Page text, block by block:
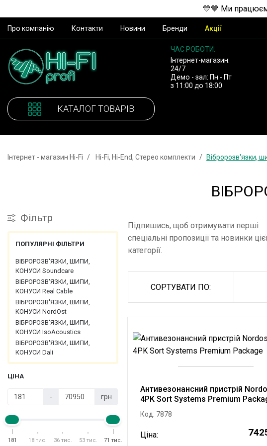
💛💙 Ми
Про компанію Контакти Новини Бренди Акції
ЧАС РОБОТИ:
Інтернет-магазин:
24/7
Демо - зал: Пн - Пт
з 11:00 до 18:00
КАТАЛОГ ТОВАРІВ
Інтернет - магазин Hi-Fi Hi-Fi, Hi-End, Стерео комплекти Вібророзв'язки,
Фiльтр
ПОПУЛЯРНІ ФІЛЬТРИ
ВІБРОРОЗВ'ЯЗКИ, ШИПИ,
КОНУСИ Soundcare
ВІБРОРОЗВ'ЯЗКИ, ШИПИ,
КОНУСИ Real Cable
ВІБРОРОЗВ'ЯЗКИ, ШИПИ,
КОНУСИ NordOst
ВІБРОРОЗВ'ЯЗКИ, ШИПИ,
КОНУСИ IsoAcoustics
ВІБРОРОЗВ'ЯЗКИ, ШИПИ,
КОНУСИ Dali
ЦІНА
- грн
181 18 тис. 36 тис. 53 тис. 71 тис.
Підпишись, щоб отримувати перші
спеціальні пропозиції та новинки
категорії.
СОРТУВАТИ ПО:
Антивезонансний пристрій
4PK Sort Systems Premium
Код: 7878
Ціна: